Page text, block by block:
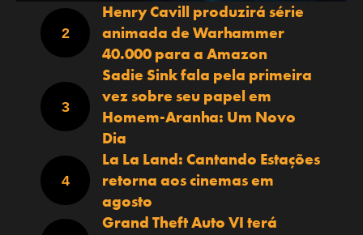
Henry Cavill produzirá série
animada de Warhammer
40.000 para a Amazon
Sadie Sink fala pela primeira
vez sobre seu papel em
Homem-Aranha: Um Novo
Dia
La La Land: Cantando Estações
retorna aos cinemas em
agosto
Grand Theft Auto VI terá